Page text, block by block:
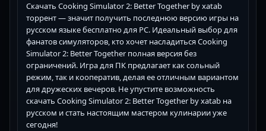
Скачать Cooking Simulator 2: Better Together by xatab
торрент — значит получить последнюю версию игры на
русском языке бесплатно для PC. Идеальный выбор для
фанатов симуляторов, кто хочет насладиться Cooking
Simulator 2: Better Together полная версия без
ограничений. Игра для ПК предлагает как сольный
режим, так и кооператив, делая ее отличным вариантом
для дружеских вечеров. Не упустите возможность
скачать Cooking Simulator 2: Better Together by xatab на
русском и стать настоящим мастером кулинарии уже
сегодня!